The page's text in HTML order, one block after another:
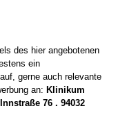
des hier angebotenen
ein
gerne auch relevante
an: Klinikum
76 . 94032